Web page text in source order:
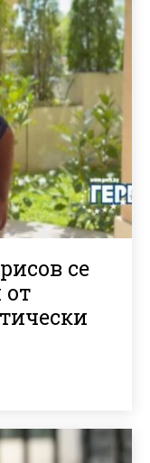
се
от